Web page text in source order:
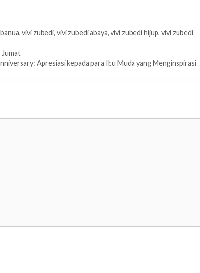
, vivi zubedi, vivi zubedi abaya, vivi zubedi hijup, vivi zubedi
Jumat
Apresiasi kepada para Ibu Muda yang Menginspirasi